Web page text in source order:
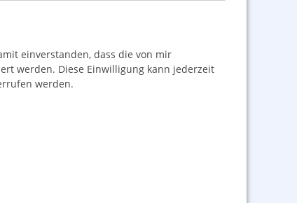
einverstanden, dass die von mir
werden. Diese Einwilligung kann jederzeit
werden.